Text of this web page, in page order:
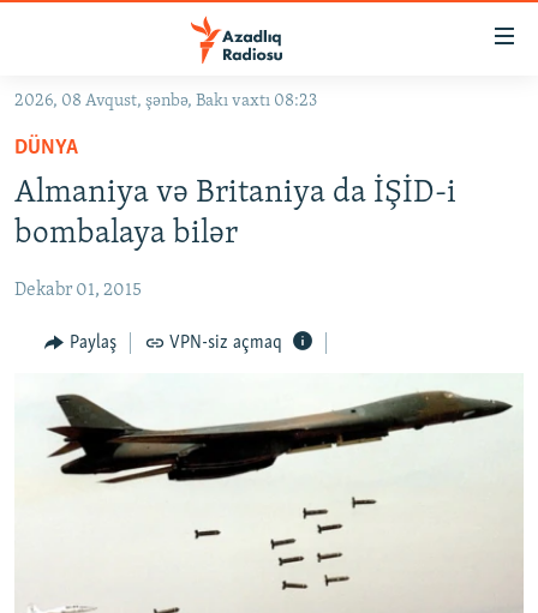
Əsas
qayıt
Əsas
naviqasiyaya
qayıt
Axtarışa
#İZAHLA
KORRUPSIOMETR
FƏRQƏ BAX
QANUNI DOĞRU
MULTIMEDIA
VIDEO
KARIKATURA
RADIO ARXIV
AZƏRBAYCAN ƏDƏBIYYATI KITABXANASI
İSLAM VƏ DEMOKRATIYA
PEŞƏ ETIKASI VƏ JURNALISTIKA STANDARTLARIMIZ
2026, 08 Avqust, şənbə, Bakı vaxtı 08:23
DÜNYA
Almaniya və Britaniya da İŞİD-i
bombalaya bilər
Dekabr 01, 2015
Paylaş VPN-siz açmaq